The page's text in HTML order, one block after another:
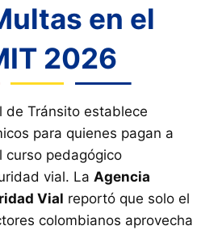
en el
2026
de Tránsito establece
para quienes pagan a
curso pedagógico
vial. La Agencia
Vial reportó que solo el
colombianos aprovecha